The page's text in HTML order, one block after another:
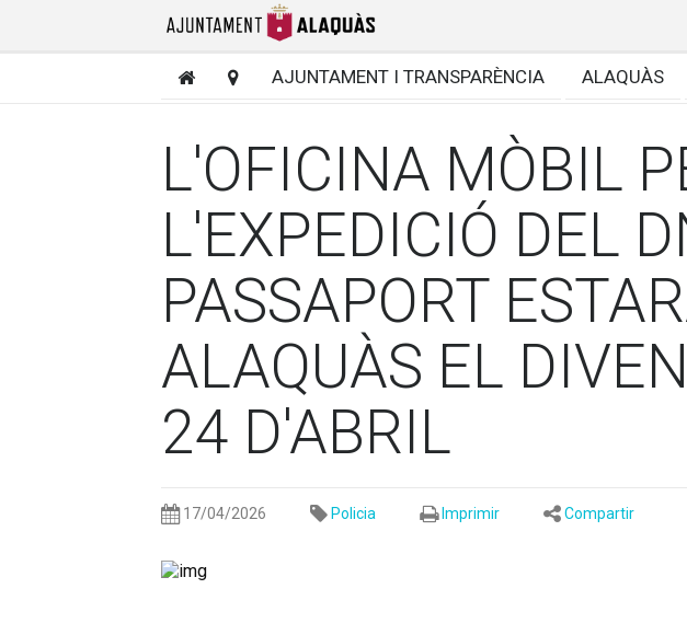
AJUNTAMENT I TRANSPARÈNCIA ALAQUÀS
L'OFICINA MÒBIL
L'EXPEDICIÓ DEL
PASSAPORT
ALAQUÀS EL
24 D'ABRIL
17/04/2026 Policia Imprimir Compartir